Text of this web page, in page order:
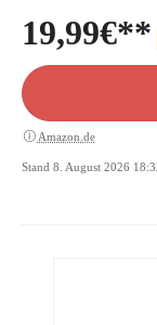
19,99€
Amazon.de
Stand 8. August 2026